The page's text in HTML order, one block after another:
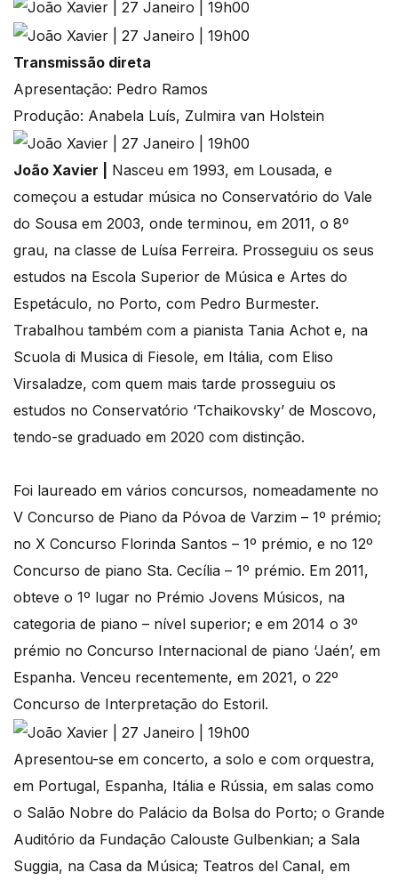
Transmissão direta
Apresentação: Pedro Ramos
Produção: Anabela Luís, Zulmira van Holstein
João Xavier |
Nasceu em 1993, em Lousada, e
começou a estudar música no Conservatório do Vale
do Sousa em 2003, onde terminou, em 2011, o 8º
grau, na classe de Luísa Ferreira. Prosseguiu os seus
estudos na Escola Superior de Música e Artes do
Espetáculo, no Porto, com Pedro Burmester.
Trabalhou também com a pianista Tania Achot e, na
Scuola di Musica di Fiesole, em Itália, com Eliso
Virsaladze, com quem mais tarde prosseguiu os
estudos no Conservatório ‘Tchaikovsky’ de Moscovo,
tendo-se graduado em 2020 com distinção.
Foi laureado em vários concursos, nomeadamente no
V Concurso de Piano da Póvoa de Varzim – 1º prémio;
no X Concurso Florinda Santos – 1º prémio, e no 12º
Concurso de piano Sta. Cecília – 1º prémio. Em 2011,
obteve o 1º lugar no Prémio Jovens Músicos, na
categoria de piano – nível superior; e em 2014 o 3º
prémio no Concurso Internacional de piano ‘Jaén’, em
Espanha. Venceu recentemente, em 2021, o 22º
Concurso de Interpretação do Estoril.
Apresentou-se em concerto, a solo e com orquestra,
em Portugal, Espanha, Itália e Rússia, em salas como
o Salão Nobre do Palácio da Bolsa do Porto; o Grande
Auditório da Fundação Calouste Gulbenkian; a Sala
Suggia, na Casa da Música; Teatros del Canal, em